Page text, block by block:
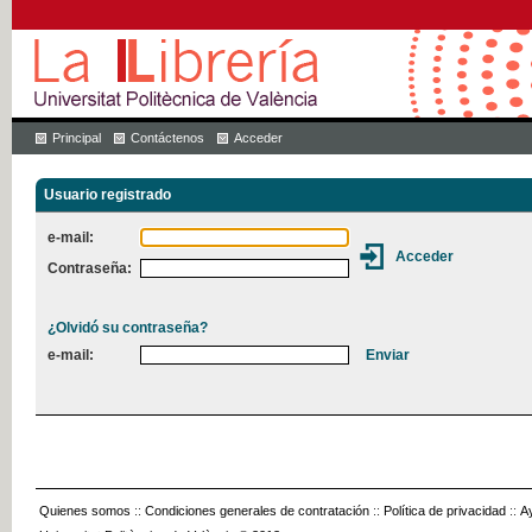
Principal Contáctenos Acceder
Usuario registrado
e-mail:
Contraseña:
¿Olvidó su contraseña?
e-mail:
Quienes somos :: Condiciones generales de contratación :: Política de privacidad ::